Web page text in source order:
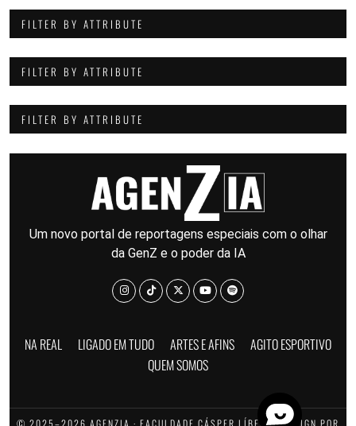
FILTER BY ATTRIBUTE
FILTER BY ATTRIBUTE
FILTER BY ATTRIBUTE
Um novo portal de reportagens especiais com o olhar
da GenZ e o poder da IA
NA REAL LIGADO EM TUDO ARTES E AFINS
AGITO ESPORTIVO
QUEM SOMOS
© 2025–2026 AGENZIA · FACULDADE CÁSPER LÍBERO · DESIGN POR